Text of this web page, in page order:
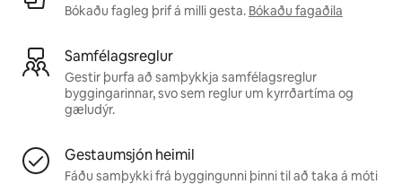
Bókaðu fagleg þrif á milli gesta. Bókaðu fagaðila
Samfélagsreglur
Gestir þurfa að samþykkja samfélagsreglur
byggingarinnar, svo sem reglur um kyrrðartíma og
gæludýr.
Gestaumsjón heimil
Fáðu samþykki frá byggingunni þinni til að taka á móti